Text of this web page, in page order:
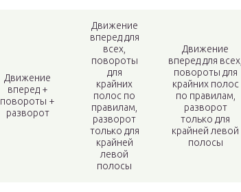
Движение
вперед +
повороты +
разворот
Движение
вперед для
всех,
повороты
для
крайних
полос по
правилам,
разворот
только для
крайней
левой
полосы
Движение
вперед для всех,
повороты для
крайних полос
по правилам,
разворот
только для
крайней левой
полосы